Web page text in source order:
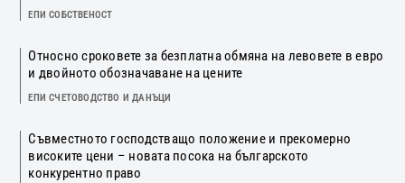
ЕПИ СОБСТВЕНОСТ
Относно сроковете за безплатна обмяна на левовете в евро
и двойното обозначаване на цените
ЕПИ СЧЕТОВОДСТВО И ДАНЪЦИ
Съвместното господстващо положение и прекомерно
високите цени – новата посока на българското
конкурентно право